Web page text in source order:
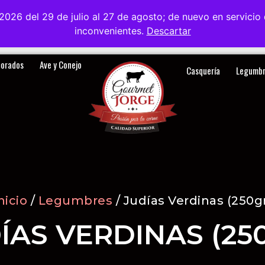
del 29 de julio al 27 de agosto; de nuevo en
inconvenientes. Descartar
Visitanos Sobre nosotros Blog
Contacto
Spanish
Ave y Conejo Casquería
/ Legumbres / Judías Verdinas
VERDINAS